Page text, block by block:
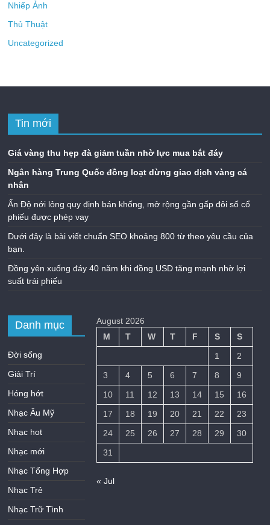
Nhiếp Ảnh
Thủ Thuật
Uncategorized
Tin mới
Giá vàng thu hẹp đà giảm tuần nhờ lực mua bắt đáy
Ngân hàng Trung Quốc đồng loạt dừng giao dịch vàng cá
nhân
Ấn Độ nới lỏng quy định bán khống, mở rộng gần gấp đôi số cổ
phiếu được phép vay
Dưới đây là bài viết chuẩn SEO khoảng 800 từ theo yêu cầu của
bạn.
Đồng yên xuống đáy 40 năm khi đồng USD tăng mạnh nhờ lợi
suất trái phiếu
Danh mục
Đời sống
Giải Trí
Hóng hớt
Nhạc Âu Mỹ
Nhạc hot
Nhạc mới
Nhạc Tổng Hợp
Nhạc Trẻ
Nhạc Trữ Tình
August 2026
M
T W T F S
S
1
2
3
4 5 6 7 8
9
10
11 12 13 14 15
16
17
18 19 20 21 22
23
24
25 26 27 28 29
30
31
« Jul